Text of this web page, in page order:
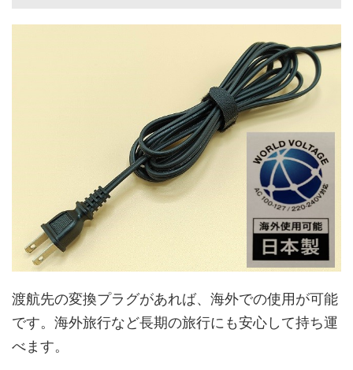
渡航先の変換プラグがあれば、海外での使用が可能
です。海外旅行など長期の旅行にも安心して持ち運
べます。